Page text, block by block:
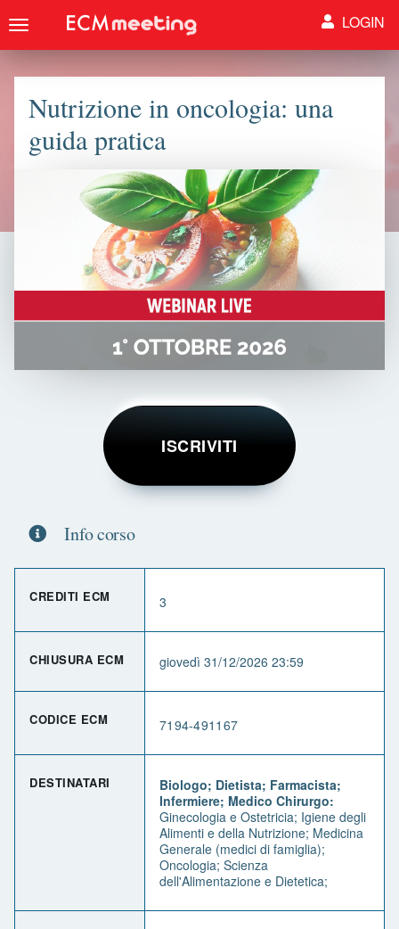
Nutrizione in oncologia: una
guida pratica
Toggle
LOGIN
Info corso
CREDITI ECM 3
CHIUSURA ECM giovedì 31/12/2026 23:59
CODICE ECM 7194-491167
DESTINATARI
Biologo; Dietista; Farmacista;
Infermiere; Medico Chirurgo:
Ginecologia e Ostetricia; Igiene degli
Alimenti e della Nutrizione; Medicina
Generale (medici di famiglia);
Oncologia; Scienza
dell'Alimentazione e Dietetica;
ISCRIVITI